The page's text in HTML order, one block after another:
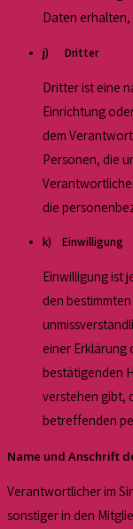
Daten erhalten,
j) Dritter
Dritter ist eine
Einrichtung
dem
Personen, die
die
k) Einwilligung
Einwilligung ist
den
einer Erklärung
bestätigenden
verstehen gibt,
betreffenden
Name und Anschrift
Verantwortlicher im
sonstiger in den